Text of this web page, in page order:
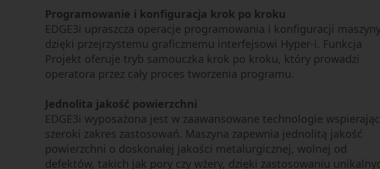
Programowanie i konfiguracja krok po kroku
EDGE3i upraszcza operacje programowania i konfiguracji
dzięki przejrzystemu graficznemu interfejsowi Hyper-i. Funkcja
Projekt oferuje tryb samouczka krok po kroku, który prowadzi
operatora przez cały proces tworzenia programu.
Jednolita jakość powierzchni
EDGE3i wyposażona jest w zaawansowane technologie
szeroki zakres zastosowań. Maszyna zapewnia jednolitą jakość
powierzchni o doskonałej jakości metalurgicznej, wolnej od
defektów, takich jak pory czy wżery, dzięki zastosowaniu